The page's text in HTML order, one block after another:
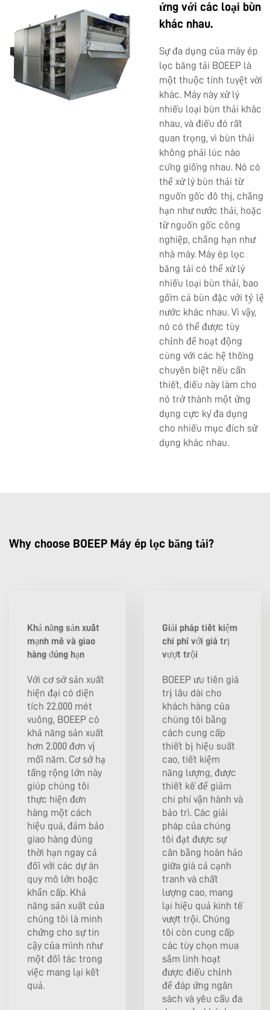
ứng với các loại bùn
khác nhau.
Sự đa dụng của máy ép
lọc băng tải BOEEP là
một thuộc tính tuyệt vời
khác. Máy này xử lý
nhiều loại bùn thải khác
nhau, và điều đó rất
quan trọng, vì bùn thải
không phải lúc nào
cũng giống nhau. Nó có
thể xử lý bùn thải từ
nguồn gốc đô thị, chẳng
hạn như nước thải, hoặc
từ nguồn gốc công
nghiệp, chẳng hạn như
nhà máy. Máy ép lọc
băng tải có thể xử lý
nhiều loại bùn thải, bao
gồm cả bùn đặc với tỷ lệ
nước khác nhau. Vì vậy,
nó có thể được tùy
chỉnh để hoạt động
cùng với các hệ thống
chuyên biệt nếu cần
thiết, điều này làm cho
nó trở thành một ứng
dụng cực kỳ đa dụng
cho nhiều mục đích sử
dụng khác nhau.
Why choose BOEEP Máy ép lọc băng tải?
Khả năng sản xuất
mạnh mẽ và giao
hàng đúng hạn
Với cơ sở sản xuất
hiện đại có diện
tích 22.000 mét
vuông, BOEEP có
khả năng sản xuất
hơn 2.000 đơn vị
mỗi năm. Cơ sở hạ
tầng rộng lớn này
giúp chúng tôi
thực hiện đơn
hàng một cách
hiệu quả, đảm bảo
giao hàng đúng
thời hạn ngay cả
đối với các dự án
quy mô lớn hoặc
khẩn cấp. Khả
năng sản xuất của
chúng tôi là minh
chứng cho sự tin
cậy của mình như
một đối tác trong
việc mang lại kết
quả.
Giải pháp tiết kiệm
chi phí với giá trị
vượt trội
BOEEP ưu tiên giá
trị lâu dài cho
khách hàng của
chúng tôi bằng
cách cung cấp
thiết bị hiệu suất
cao, tiết kiệm
năng lượng, được
thiết kế để giảm
chi phí vận hành và
bảo trì. Các giải
pháp của chúng
tôi đạt được sự
cân bằng hoàn hảo
giữa giá cả cạnh
tranh và chất
lượng cao, mang
lại hiệu quả kinh tế
vượt trội. Chúng
tôi còn cung cấp
các tùy chọn mua
sắm linh hoạt
được điều chỉnh
để đáp ứng ngân
sách và yêu cầu đa